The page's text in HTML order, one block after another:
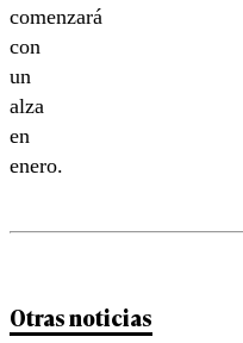
comenzará
con
un
alza
en
enero.
Otras noticias